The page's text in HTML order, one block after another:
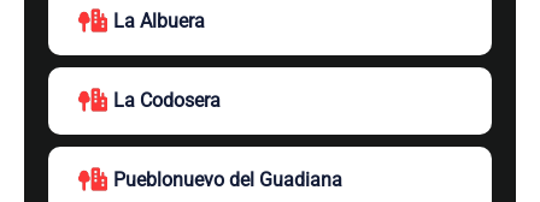
La Albuera
La Codosera
Pueblonuevo del Guadiana